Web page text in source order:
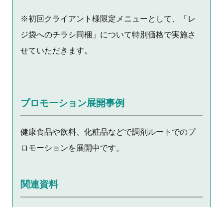
※初回クライアント様限定メニューとして、「レ
ジ袋へのチラシ同梱」について特別価格で実施さ
せていただきます。
プロモーション展開事例
健康食品や飲料、化粧品などで調剤ルートでのプ
ロモーションを展開中です。
関連資料